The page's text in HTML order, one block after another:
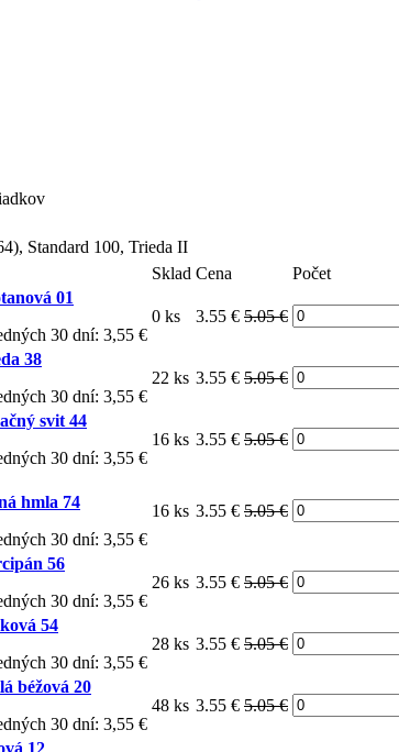
Standard 100, Trieda II
Sklad Cena
Počet
01
30 dní: 3,55 €
0 ks 3.55 € 5.05 €
38
30 dní: 3,55 €
22 ks 3.55 € 5.05 €
svit 44
30 dní: 3,55 €
16 ks 3.55 € 5.05 €
hmla 74
30 dní: 3,55 €
16 ks 3.55 € 5.05 €
56
30 dní: 3,55 €
26 ks 3.55 € 5.05 €
54
30 dní: 3,55 €
28 ks 3.55 € 5.05 €
béžová 20
30 dní: 3,55 €
48 ks 3.55 € 5.05 €